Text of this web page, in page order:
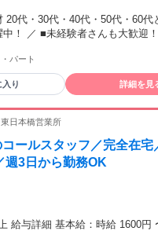
スワークを希望の方は OPEN後
※WEB面接を実施 ***************** ＼高
んたんテレアポなので 未経験で
できる体制が万全 (*'ω'*)V 通勤圏内の方も
ークが可能です◎ 気軽にご相談OK
ら小遣い稼ぎ ▼お子
合間に ▼お稽古がない日だけ！
い ▼Wワークで他バイトとの調
在宅でスキマ時間に ▼在宅で通
ないシフトでOK！ 自分のライフスタ
す！ スキマ時間でも高時給だか
たくさん♪ 安心してご応募くだ
20代・30代・40代・50代・60代
歓迎！ ■フリータ
★通勤や外出が面倒くさい ☆自
でも 今すぐ効率よくガッツリ稼
のみ ※下記ネット環境
Air ・OCN光 ・ニュー
パート
入り 詳細を見
日本橋営業所
ールスタッフ／完全在宅
週3日から勤務OK
与詳細 基本給：時給 1600円 〜 ＋イン